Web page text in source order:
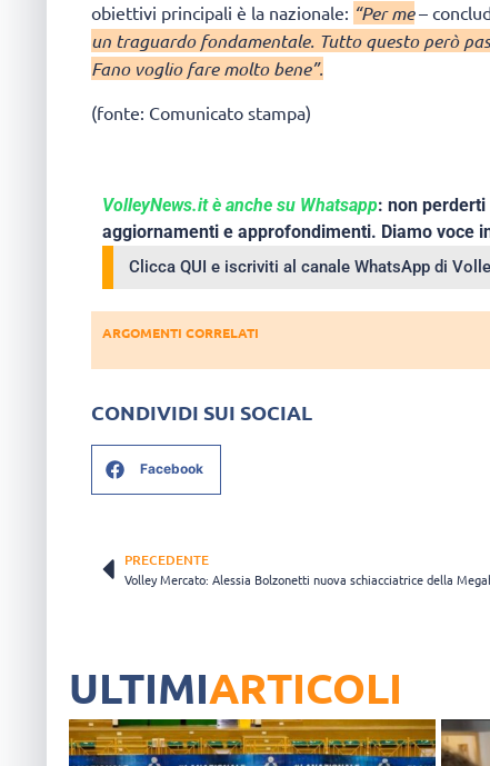
obiettivi principali è la nazionale: “Per me–
un traguardo fondamentale. Tutto questo però
Fano voglio fare molto bene”.
(fonte: Comunicato stampa)
VolleyNews.it è anche su Whatsapp: non
aggiornamenti e approfondimenti. Diamo voce
Clicca QUI e iscriviti al canale WhatsApp di
ARGOMENTI CORRELATI
CONDIVIDI SUI SOCIAL
Facebook
PRECEDENTE
ULTIMIARTICOLI